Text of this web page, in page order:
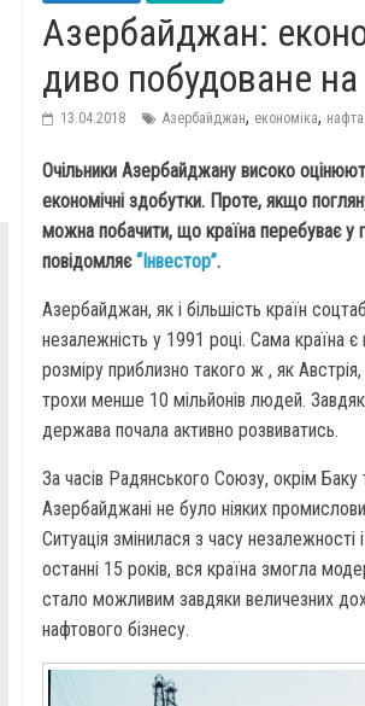
Азербайджан:
диво побудоване на
13.04.2018 Азербайджан, економіка, нафта
Очільники Азербайджану високо
економічні здобутки. Проте, якщо
можна побачити, що країна перебуває у
повідомляє“Інвестор”.
Азербайджан, як і більшість країн
незалежність у 1991 році. Сама країна є
розміру приблизно такого ж , як
трохи менше 10 мільйонів людей.
держава почала активно розвиватись.
За часів Радянського Союзу, окрім Баку
Азербайджані не було ніяких
Ситуація змінилася з часу незалежності
останні 15 років, вся країна змогла
стало можливим завдяки величезних
нафтового бізнесу.